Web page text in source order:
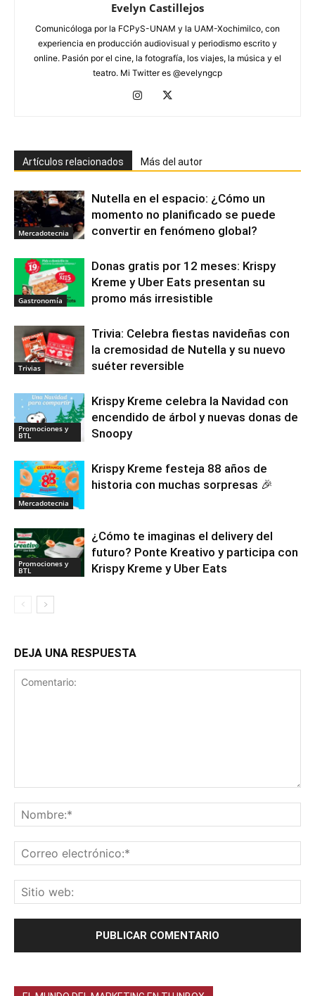
Evelyn Castillejos
Comunicóloga por la FCPyS-UNAM y la UAM-Xochimilco, con
experiencia en producción audiovisual y periodismo escrito y
online. Pasión por el cine, la fotografía, los viajes, la música y el
teatro. Mi Twitter es @evelyngcp
Artículos relacionados Más del autor
Mercadotecnia
Nutella en el espacio: ¿Cómo un
momento no planificado se puede
convertir en fenómeno global?
Gastronomía
Donas gratis por 12 meses: Krispy
Kreme y Uber Eats presentan su
promo más irresistible
Trivias
Trivia: Celebra fiestas navideñas con
la cremosidad de Nutella y su nuevo
suéter reversible
Promociones y
BTL
Krispy Kreme celebra la Navidad con
encendido de árbol y nuevas donas de
Snoopy
Mercadotecnia
Krispy Kreme festeja 88 años de
historia con muchas sorpresas 🎉
Promociones y
BTL
¿Cómo te imaginas el delivery del
futuro? Ponte Kreativo y participa con
Krispy Kreme y Uber Eats
DEJA UNA RESPUESTA